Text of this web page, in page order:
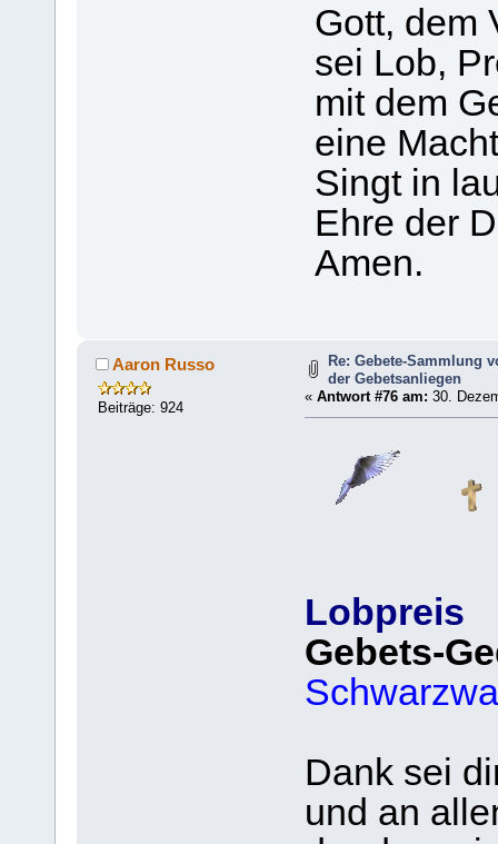
Gott, dem
sei Lob,
mit dem
eine
Singt in
Ehre der
Amen.
Aaron Russo
Beiträge: 924
Re: Gebete-Sammlung
der Gebetsanliegen
« Antwort #76 am: 30.
Lobpreis
Gebets-
Dank sei
und an